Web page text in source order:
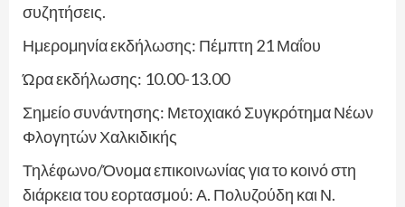
συζητήσεις.
Ημερομηνία εκδήλωσης: Πέμπτη 21 Μαΐου
Ώρα εκδήλωσης: 10.00-13.00
Σημείο συνάντησης: Μετοχιακό Συγκρότημα Νέων
Φλογητών Χαλκιδικής
Τηλέφωνο/Όνομα επικοινωνίας για το κοινό στη
διάρκεια του εορτασμού: Α. Πολυζούδη και Ν.